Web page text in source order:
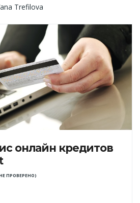
Trefilova
онлайн кредитов
ПРОВЕРЕНО)